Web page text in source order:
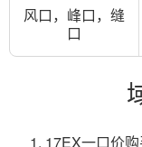
风口，峰口，缝
口
17EX一口价购